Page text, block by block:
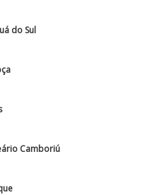
do Sul
Camboriú